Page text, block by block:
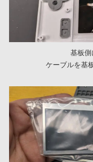
基板側
ケーブルを基